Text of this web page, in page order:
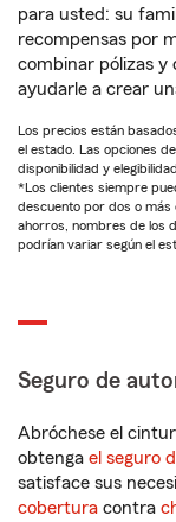
para usted: su
recompensas por
combinar pólizas y
ayudarle a crear
Los precios están
el estado. Las opciones
disponibilidad y
*Los clientes siempre
descuento por dos o más
ahorros, nombres de los
podrían variar según el
Seguro de
Abróchese el
obtenga el seguro
satisface sus
cobertura contra